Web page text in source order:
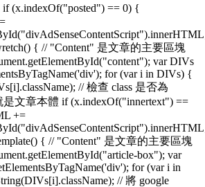
(x.indexOf("posted") == 0) {
{ // "Content" 是文章的主要區塊
var DIVs
for (var i in DIVs) {
// 檢查 class 是否為
文章本體 if (x.indexOf("innertext") ==
+=
{ // "Content" 是文章的主要區塊
box"); var
for (var i in
// 將 google